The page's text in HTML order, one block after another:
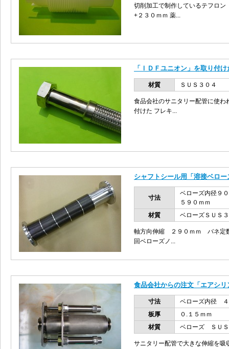
切削加工で制作しているテフロ
+２３０ｍｍ 薬...
「ＩＤＦユニオン」を取り付
材質 ＳＵＳ３０４
食品会社のサニタリー配管に使
付けた フレキ...
シャフトシール用「溶接ベロー
寸法
ベローズ内径９
５９０ｍｍ
材質
ベローズＳＵ
軸方向伸縮 ２９０ｍｍ バネ
回ベローズノ...
食品会社からの注文「エアシ
寸法
ベローズ内径
板厚
０.１５ｍｍ
材質
ベローズ ＳＵ
サニタリー配管で大きな伸縮を